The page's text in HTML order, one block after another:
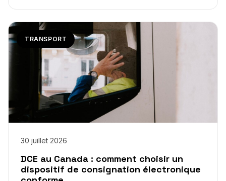
TRANSPORT
30 juillet 2026
DCE au Canada : comment choisir un
dispositif de consignation électronique